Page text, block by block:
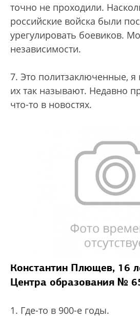
точно не проходили.
российские войска были
урегулировать боевиков.
независимости.
7. Это политзаключенные,
их так называют. Недавно
что-то в новостях.
Константин Плющев, 16
Центра образования №
1. Где-то в 900-е годы.